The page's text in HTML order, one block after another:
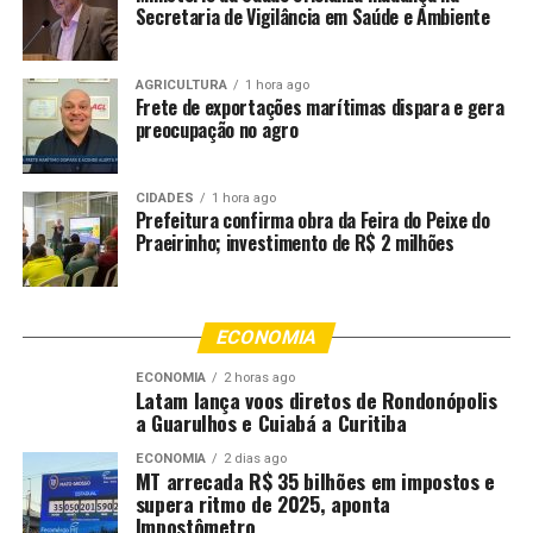
Cuiabá para fortalecer o quadro de profissionais da rede
pública e garantir melhores condições para a prestação
dos serviços de saúde à população.
Os candidatos devem acompanhar atentamente os
prazos e as orientações publicadas na Gazeta Municipal,
já que o não cumprimento das exigências poderá
resultar na perda da vaga.
RELATED TOPICS: ABILIO
DESTAQUE FORTALECER NOVOS
PARA
PROFISSIONAIS
SAUDE
UP NEXT
Idoso morre após ser atropelado por caminhão durante
manobra em empresa no interior de MT
Secretaria de Vigilância em Saúde e Ambiente
AGRICULTURA 1 hora ago
Frete de exportações marítimas dispara e gera
preocupação no agro
CIDADES 1 hora ago
Prefeitura confirma obra da Feira do Peixe do
Praeirinho; investimento de R$ 2 milhões
ECONOMIA
ECONOMIA 2 horas ago
Latam lança voos diretos de Rondonópolis
a Guarulhos e Cuiabá a Curitiba
ECONOMIA 2 dias ago
MT arrecada R$ 35 bilhões em impostos e
supera ritmo de 2025, aponta
Impostômetro